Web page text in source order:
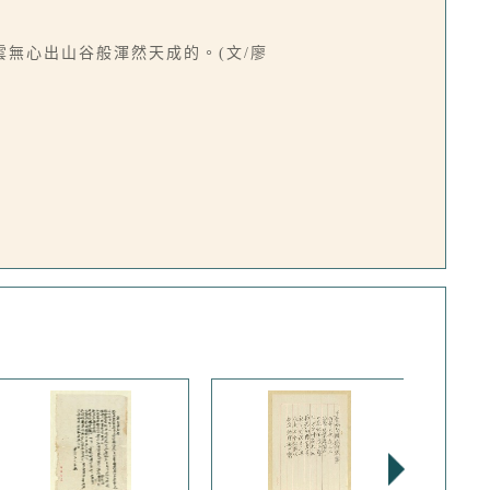
無心出山谷般渾然天成的。(文/廖